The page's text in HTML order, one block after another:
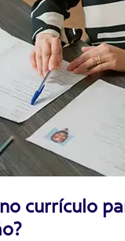
currículo